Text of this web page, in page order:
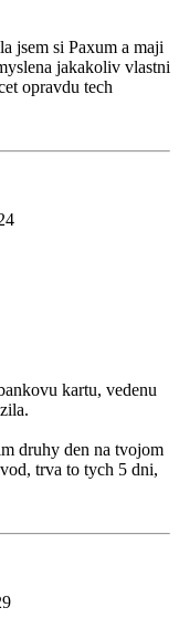
jsem si Paxum a maji
jakakoliv vlastni
opravdu tech
kartu, vedenu
druhy den na tvojom
trva to tych 5 dni,